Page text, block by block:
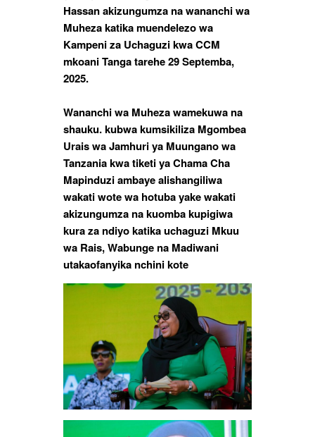
Hassan akizungumza na wananchi wa
Muheza katika muendelezo wa
Kampeni za Uchaguzi kwa CCM
mkoani Tanga tarehe 29 Septemba,
2025.
Wananchi wa Muheza wamekuwa na
shauku. kubwa kumsikiliza Mgombea
Urais wa Jamhuri ya Muungano wa
Tanzania kwa tiketi ya Chama Cha
Mapinduzi ambaye alishangiliwa
wakati wote wa hotuba yake wakati
akizungumza na kuomba kupigiwa
kura za ndiyo katika uchaguzi Mkuu
wa Rais, Wabunge na Madiwani
utakaofanyika nchini kote